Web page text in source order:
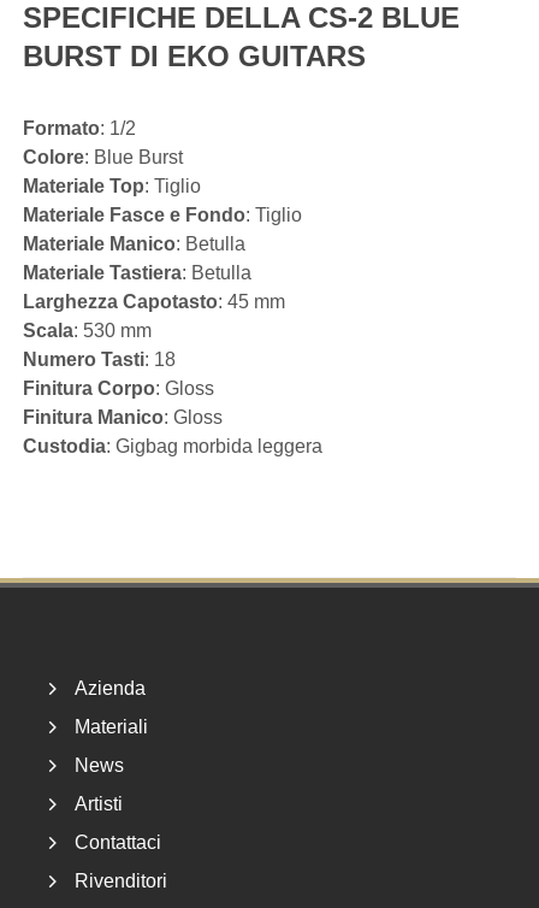
SPECIFICHE DELLA CS-2 BLUE
BURST DI EKO GUITARS
Formato: 1/2
Colore: Blue Burst
Materiale Top: Tiglio
Materiale Fasce e Fondo: Tiglio
Materiale Manico: Betulla
Materiale Tastiera: Betulla
Larghezza Capotasto: 45 mm
Scala: 530 mm
Numero Tasti: 18
Finitura Corpo: Gloss
Finitura Manico: Gloss
Custodia: Gigbag morbida leggera
Azienda
Materiali
News
Artisti
Contattaci
Rivenditori